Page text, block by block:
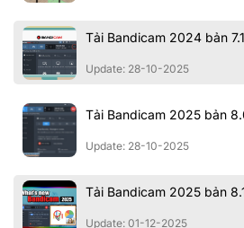
Tải Bandicam 2024 bản
Update: 28-10-2025
Tải Bandicam 2025 bản
Update: 28-10-2025
Tải Bandicam 2025 bản
Update: 01-12-2025